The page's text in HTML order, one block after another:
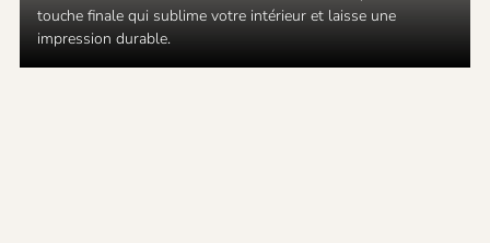
touche finale qui sublime votre intérieur et laisse une
impression durable.